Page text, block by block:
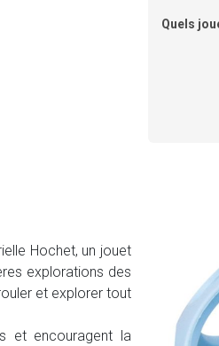
Quels
Hochet, un jouet
explorations des
et explorer tout
et encouragent la